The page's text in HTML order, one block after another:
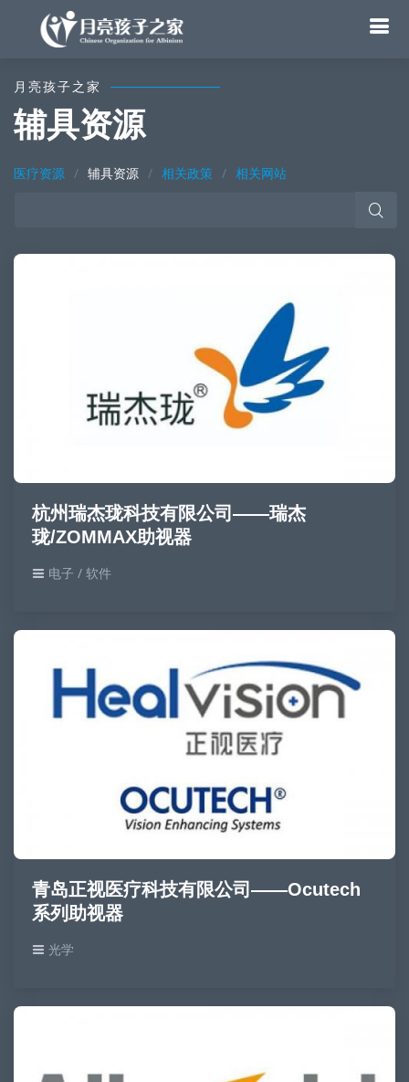
月亮孩子之家
辅具资源
医疗资源 辅具资源 相关政策 相关网站
杭州瑞杰珑科技有限公司——瑞杰
珑/ZOMMAX助视器
电子 / 软件
青岛正视医疗科技有限公司——Ocutech
系列助视器
光学